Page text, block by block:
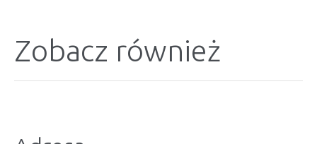
Zobacz również